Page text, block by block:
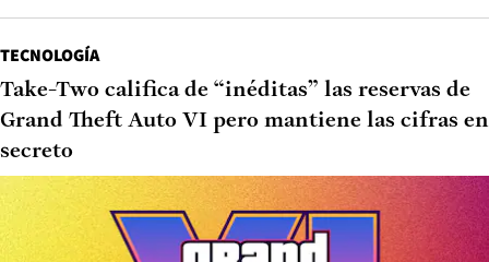
TECNOLOGÍA
Take-Two califica de “inéditas” las reservas de
Grand Theft Auto VI pero mantiene las cifras en
secreto